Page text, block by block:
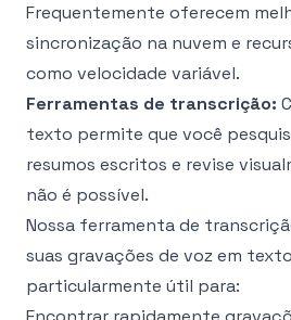
Frequentemente oferecem
sincronização na nuvem e
como velocidade variável.
Ferramentas de transcrição:
texto permite que você
resumos escritos e revise
não é possível.
Nossa ferramenta de
suas gravações de voz em
particularmente útil para: